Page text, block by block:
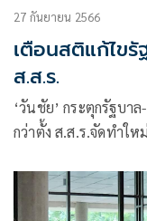
27 กันยายน 2566
เตือนสติแก้ไข
ส.ส.ร.
‘วันชัย’ กระตุกรัฐบา
กว่าตั้ง ส.ส.ร.จัดทำใ
เศรษฐกิจ